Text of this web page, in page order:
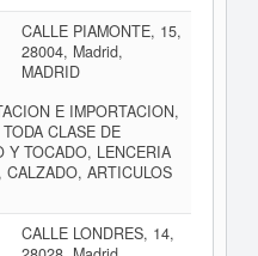
CALLE PIAMONTE, 15,
28004, Madrid,
MADRID
E IMPORTACION,
CLASE DE
Y TOCADO, LENCERIA
ARTICULOS
CALLE LONDRES, 14,